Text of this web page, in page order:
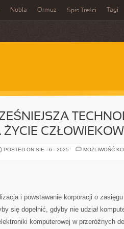
Nobla Ormuz Spis Treści Tagi
ŻYCIE
POSTED ON SIE - 6 - 2025
MOŻLIWOŚĆ
i powstawanie korporacji o
się dopełnić, gdyby nie udział
komputerowej w przeróżnych